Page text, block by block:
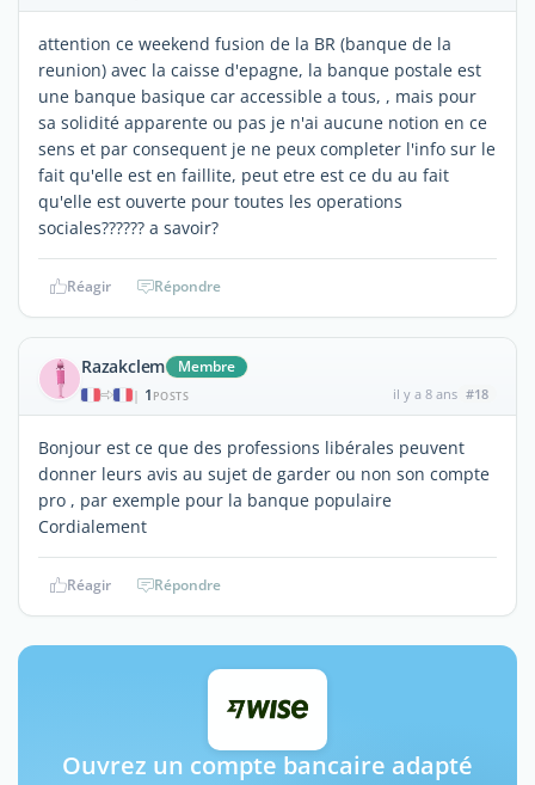
attention ce weekend fusion de la BR (banque de la
reunion) avec la caisse d'epagne, la banque postale est
une banque basique car accessible a tous, , mais pour
sa solidité apparente ou pas je n'ai aucune notion en ce
sens et par consequent je ne peux completer l'info sur le
fait qu'elle est en faillite, peut etre est ce du au fait
qu'elle est ouverte pour toutes les operations
sociales?????? a savoir?
Réagir Répondre
Razakclem Membre
| 1 POSTS il y a 8 ans #18
Bonjour est ce que des professions libérales peuvent
donner leurs avis au sujet de garder ou non son compte
pro , par exemple pour la banque populaire
Cordialement
Réagir Répondre
Ouvrez un compte bancaire adapté